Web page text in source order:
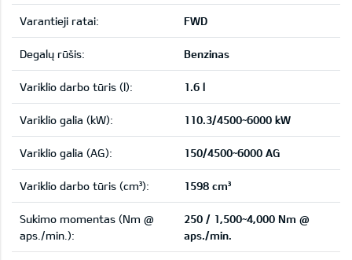
Varantieji ratai: FWD
Degalų rūšis: Benzinas
Variklio darbo tūris (l): 1.6 l
Variklio galia (kW): 110.3/4500~6000 kW
Variklio galia (AG): 150/4500~6000 AG
Variklio darbo tūris (cm³): 1598 cm³
Sukimo momentas (Nm @
aps./min.):
250 / 1,500~4,000 Nm @
aps./min.